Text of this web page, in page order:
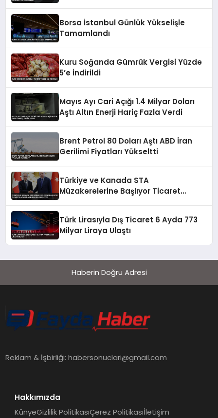
Borsa İstanbul Günlük Yükselişle
Tamamlandı
Kuru Soğanda Gümrük Vergisi Yüzde
5’e İndirildi
Mayıs Ayı Cari Açığı 1.4 Milyar Doları
Aştı Altın Enerji Hariç Fazla Verdi
Brent Petrol 80 Doları Aştı ABD İran
Gerilimi Fiyatları Yükseltti
Türkiye ve Kanada STA
Müzakerelerine Başlıyor Ticaret
Türk Lirasıyla Dış Ticaret 6 Ayda 773
Milyar Liraya Ulaştı
Haberin Doğru Adresi
Reklam & İşbirliği:habersonuclari@gmail.com
Hakkımızda
KünyeGizlilik PolitikasıÇerez Politikasıİletişim